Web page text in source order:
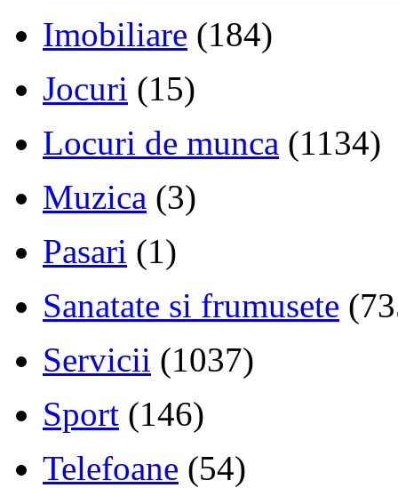
Imobiliare (184)
Jocuri (15)
Locuri de munca (1134)
Muzica (3)
Pasari (1)
Sanatate si frumusete
Servicii (1037)
Sport (146)
Telefoane (54)